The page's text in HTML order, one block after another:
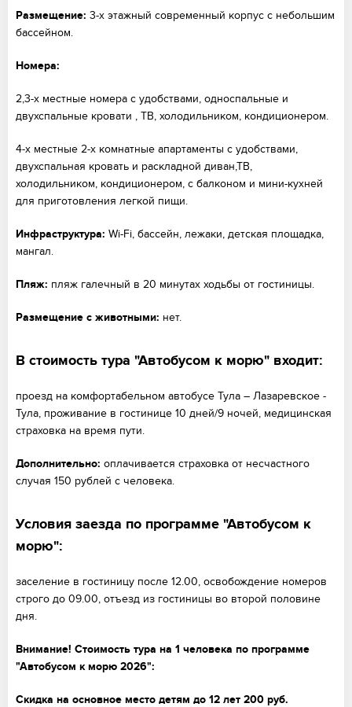
Размещение: 3-х этажный современный корпус с небольшим
бассейном.
Номера:
2,3-х местные номера с удобствами, односпальные и
двухспальные кровати , ТВ, холодильником, кондиционером.
4-х местные 2-х комнатные апартаменты с удобствами,
двухспальная кровать и раскладной диван,ТВ,
холодильником, кондиционером, с балконом и мини-кухней
для приготовления легкой пищи.
Инфраструктура: Wi-Fi, бассейн, лежаки, детская площадка,
мангал.
Пляж: пляж галечный в 20 минутах ходьбы от гостиницы.
Размещение с животными: нет.
В стоимость тура "Автобусом к морю" входит:
проезд на комфортабельном автобусе Тула – Лазаревское -
Тула, проживание в гостинице 10 дней/9 ночей, медицинская
страховка на время пути.
Дополнительно: оплачивается страховка от несчастного
случая 150 рублей с человека.
Условия заезда по программе "Автобусом к
морю":
заселение в гостиницу после 12.00, освобождение номеров
строго до 09.00, отъезд из гостиницы во второй половине
дня.
Внимание! Стоимость тура на 1 человека по программе
"Автобусом к морю 2026":
Скидка на основное место детям до 12 лет 200 руб.